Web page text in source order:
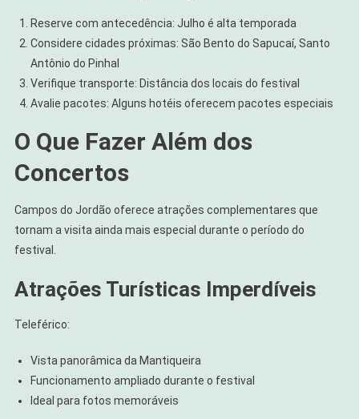
Reserve com antecedência: Julho é alta temporada
Considere cidades próximas: São Bento do Sapucaí, Santo
Antônio do Pinhal
Verifique transporte: Distância dos locais do festival
Avalie pacotes: Alguns hotéis oferecem pacotes especiais
O Que Fazer Além dos
Concertos
Campos do Jordão oferece atrações complementares que
tornam a visita ainda mais especial durante o período do
festival.
Atrações Turísticas Imperdíveis
Teleférico:
Vista panorâmica da Mantiqueira
Funcionamento ampliado durante o festival
Ideal para fotos memoráveis